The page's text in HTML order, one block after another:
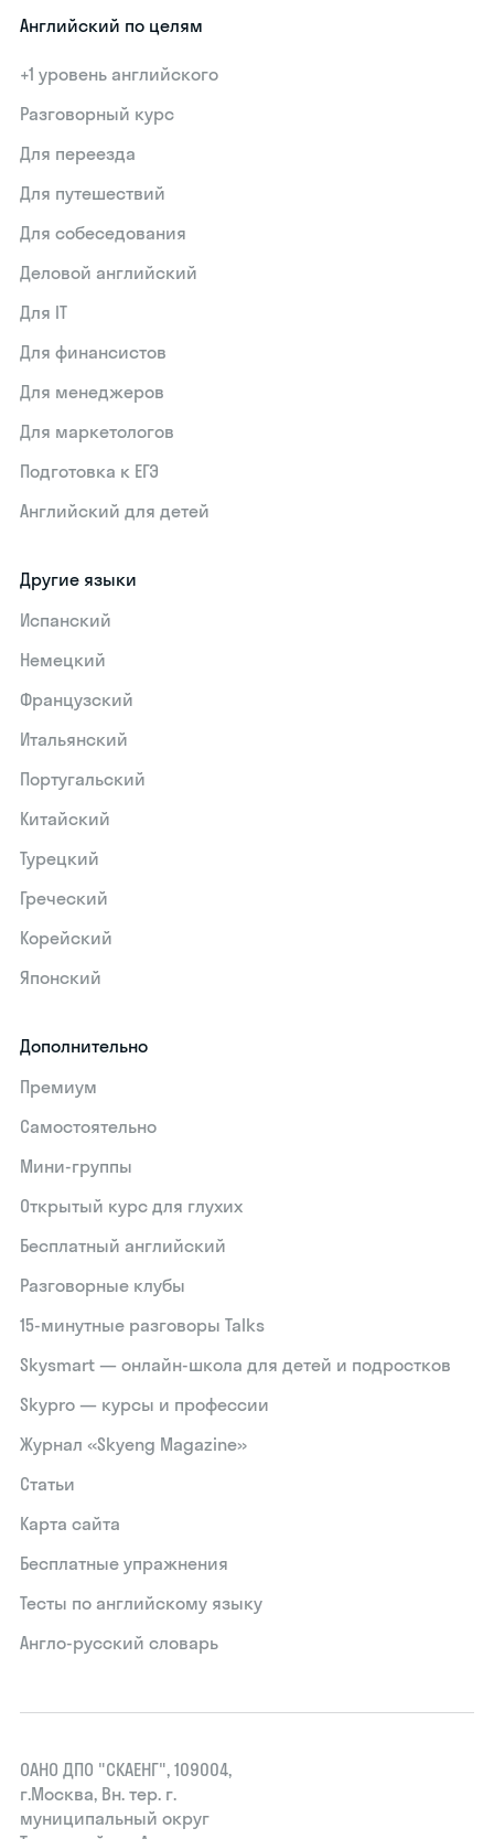
Английский по целям
+1 уровень английского
Разговорный курс
Для переезда
Для путешествий
Для собеседования
Деловой английский
Для IT
Для финансистов
Для менеджеров
Для маркетологов
Подготовка к ЕГЭ
Английский для детей
Другие языки
Испанский
Немецкий
Французский
Итальянский
Португальский
Китайский
Турецкий
Греческий
Корейский
Японский
Дополнительно
Премиум
Самостоятельно
Мини-группы
Открытый курс для глухих
Бесплатный английский
Разговорные клубы
15‑минутные разговоры Talks
Skysmart — онлайн-школа для детей и подростков
Skypro — курсы и профессии
Журнал «Skyeng Magazine»
Статьи
Карта сайта
Бесплатные упражнения
Тесты по английскому языку
Англо-русский словарь
ОАНО ДПО "СКАЕНГ", 109004,
г.Москва, Вн. тер. г.
муниципальный округ